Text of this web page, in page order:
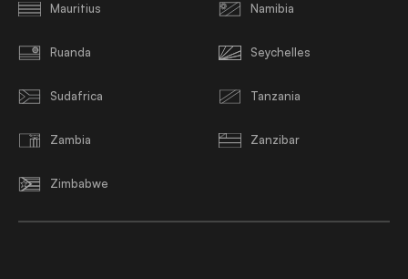
Mauritius Namibia
Ruanda Seychelles
Sudafrica Tanzania
Zambia Zanzibar
Zimbabwe